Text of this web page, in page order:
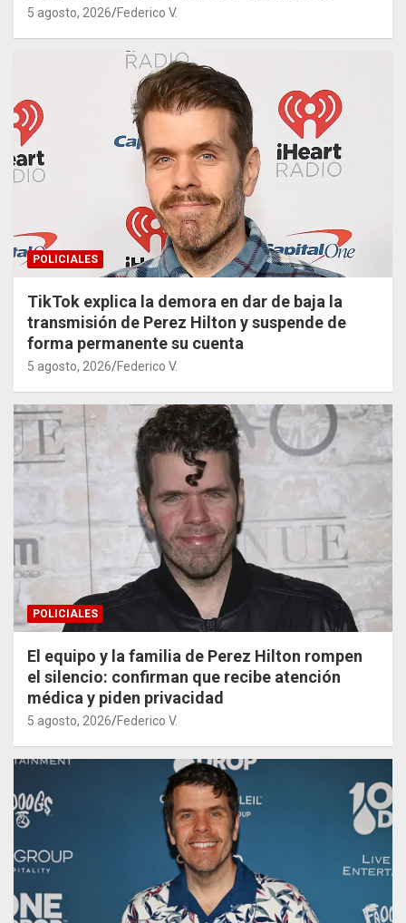
5 agosto, 2026 Federico V.
POLICIALES
TikTok explica la demora en dar de baja la
transmisión de Perez Hilton y suspende de
forma permanente su cuenta
5 agosto, 2026 Federico V.
POLICIALES
El equipo y la familia de Perez Hilton rompen
el silencio: confirman que recibe atención
médica y piden privacidad
5 agosto, 2026 Federico V.